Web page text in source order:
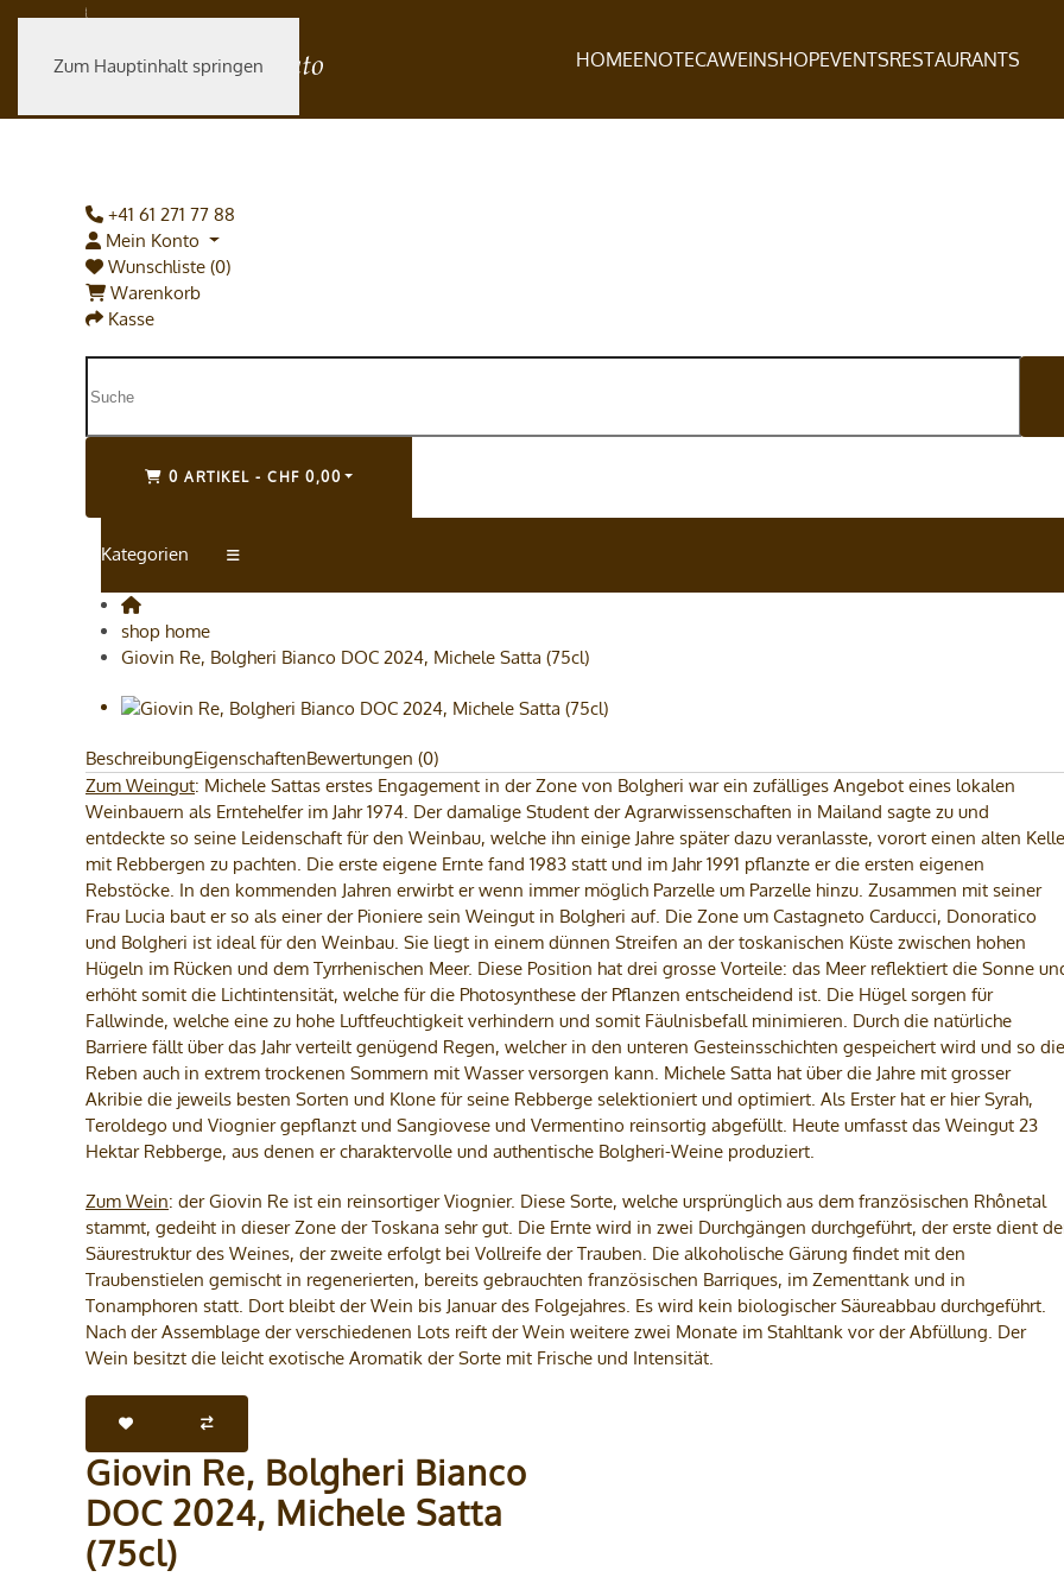
Zum Hauptinhalt springen HOMEENOTECAWEINSHOPEVENTSRESTAURANTS
+41 61 271 77 88
Mein Konto
Wunschliste (0)
Warenkorb
Kasse
0 ARTIKEL - CHF 0,00
Kategorien
shop home
Giovin Re, Bolgheri Bianco DOC 2024, Michele Satta (75cl)
BeschreibungEigenschaftenBewertungen (0)
Zum Weingut: Michele Sattas erstes Engagement in der Zone von Bolgheri war ein zufälliges Angebot eines lokalen
Weinbauern als Erntehelfer im Jahr 1974. Der damalige Student der Agrarwissenschaften in Mailand sagte zu und
entdeckte so seine Leidenschaft für den Weinbau, welche ihn einige Jahre später dazu veranlasste, vorort einen alten
mit Rebbergen zu pachten. Die erste eigene Ernte fand 1983 statt und im Jahr 1991 pflanzte er die ersten eigenen
Rebstöcke. In den kommenden Jahren erwirbt er wenn immer möglich Parzelle um Parzelle hinzu. Zusammen mit seiner
Frau Lucia baut er so als einer der Pioniere sein Weingut in Bolgheri auf. Die Zone um Castagneto Carducci, Donoratico
und Bolgheri ist ideal für den Weinbau. Sie liegt in einem dünnen Streifen an der toskanischen Küste zwischen hohen
Hügeln im Rücken und dem Tyrrhenischen Meer. Diese Position hat drei grosse Vorteile: das Meer reflektiert die Sonne
erhöht somit die Lichtintensität, welche für die Photosynthese der Pflanzen entscheidend ist. Die Hügel sorgen für
Fallwinde, welche eine zu hohe Luftfeuchtigkeit verhindern und somit Fäulnisbefall minimieren. Durch die natürliche
Barriere fällt über das Jahr verteilt genügend Regen, welcher in den unteren Gesteinsschichten gespeichert wird und so die
Reben auch in extrem trockenen Sommern mit Wasser versorgen kann. Michele Satta hat über die Jahre mit grosser
Akribie die jeweils besten Sorten und Klone für seine Rebberge selektioniert und optimiert. Als Erster hat er hier Syrah,
Teroldego und Viognier gepflanzt und Sangiovese und Vermentino reinsortig abgefüllt. Heute umfasst das Weingut 23
Hektar Rebberge, aus denen er charaktervolle und authentische Bolgheri-Weine produziert.
Zum Wein: der Giovin Re ist ein reinsortiger Viognier. Diese Sorte, welche ursprünglich aus dem französischen Rhônetal
stammt, gedeiht in dieser Zone der Toskana sehr gut. Die Ernte wird in zwei Durchgängen durchgeführt, der erste dient
Säurestruktur des Weines, der zweite erfolgt bei Vollreife der Trauben. Die alkoholische Gärung findet mit den
Traubenstielen gemischt in regenerierten, bereits gebrauchten französischen Barriques, im Zementtank und in
Tonamphoren statt. Dort bleibt der Wein bis Januar des Folgejahres. Es wird kein biologischer Säureabbau durchgeführt.
Nach der Assemblage der verschiedenen Lots reift der Wein weitere zwei Monate im Stahltank vor der Abfüllung. Der
Wein besitzt die leicht exotische Aromatik der Sorte mit Frische und Intensität.
Giovin Re, Bolgheri Bianco
DOC 2024, Michele Satta
(75cl)